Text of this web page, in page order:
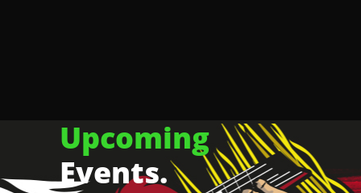
Upcoming
Events.